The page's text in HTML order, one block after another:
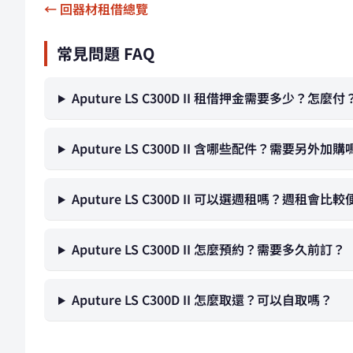
← 回器材租借總覽
常見問題 FAQ
Aputure LS C300D II 租借押金需要多少？怎麼付
Aputure LS C300D II 含哪些配件？需要另外加購
Aputure LS C300D II 可以選週租嗎？週租會比較
Aputure LS C300D II 怎麼預約？需要多久前訂？
Aputure LS C300D II 怎麼取還？可以自取嗎？